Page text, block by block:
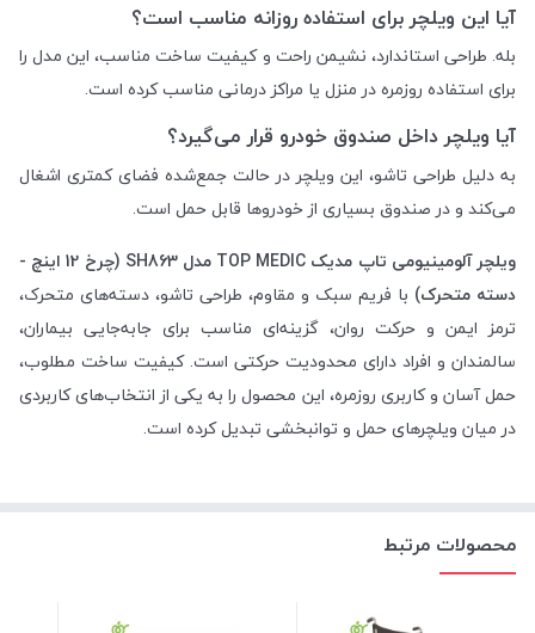
آیا این ویلچر برای استفاده روزانه مناسب است؟
بله. طراحی استاندارد، نشیمن راحت و کیفیت ساخت مناسب، این مدل را
برای استفاده روزمره در منزل یا مراکز درمانی مناسب کرده است.
آیا ویلچر داخل صندوق خودرو قرار می‌گیرد؟
به دلیل طراحی تاشو، این ویلچر در حالت جمع‌شده فضای کمتری اشغال
می‌کند و در صندوق بسیاری از خودروها قابل حمل است.
ویلچر آلومینیومی تاپ مدیک TOP MEDIC مدل SH863 (چرخ 12 اینچ -
دسته متحرک) با فریم سبک و مقاوم، طراحی تاشو، دسته‌های متحرک،
ترمز ایمن و حرکت روان، گزینه‌ای مناسب برای جابه‌جایی بیماران،
سالمندان و افراد دارای محدودیت حرکتی است. کیفیت ساخت مطلوب،
حمل آسان و کاربری روزمره، این محصول را به یکی از انتخاب‌های کاربردی
در میان ویلچرهای حمل و توانبخشی تبدیل کرده است.
محصولات مرتبط